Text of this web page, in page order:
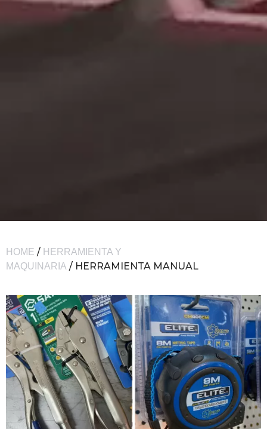
HOME / HERRAMIENTA Y
MAQUINARIA / HERRAMIENTA MANUAL